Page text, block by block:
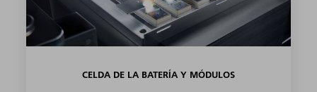
CELDA DE LA BATERÍA Y MÓDULOS